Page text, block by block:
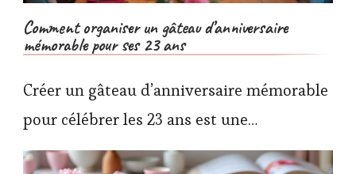
Comment organiser un gâteau d’anniversaire
mémorable pour ses 23 ans
Créer un gâteau d’anniversaire mémorable
pour célébrer les 23 ans est une…